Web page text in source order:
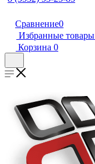
Сравнение0
Избранные товары
Корзина 0